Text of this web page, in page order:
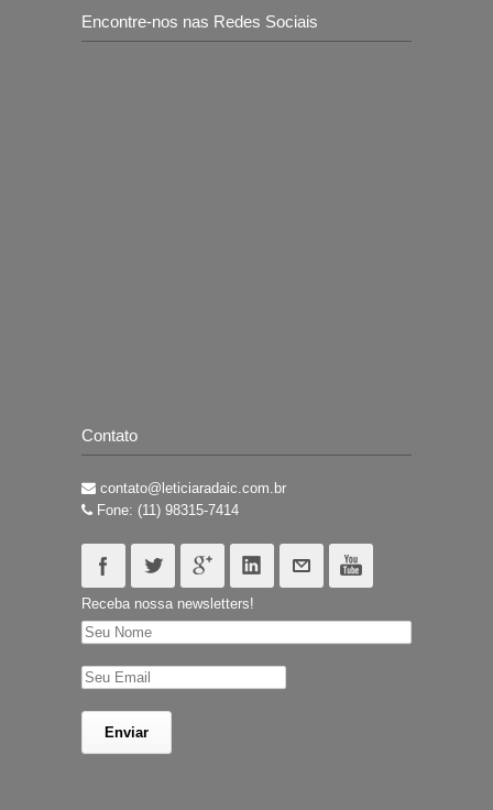
Encontre-nos nas Redes Sociais
Contato
contato@leticiaradaic.com.br
Fone: (11) 98315-7414
Receba nossa newsletters!